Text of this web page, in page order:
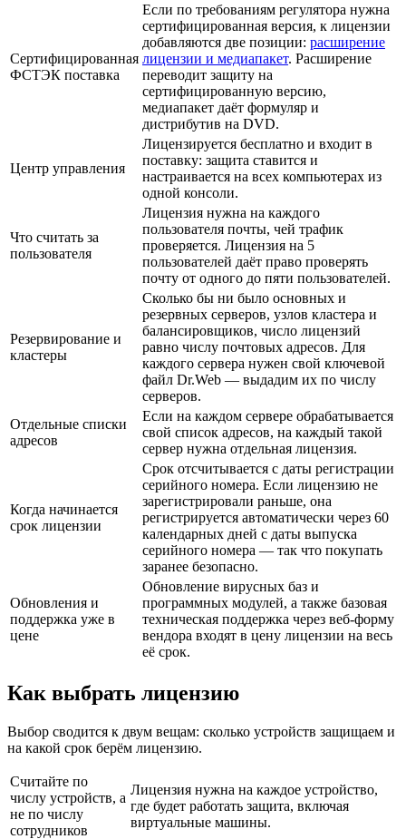
Сертифицированная
ФСТЭК поставка
Если по требованиям регулятора нужна
сертифицированная версия, к лицензии
добавляются две позиции: расширение
лицензии и медиапакет. Расширение
переводит защиту на
сертифицированную версию,
медиапакет даёт формуляр и
дистрибутив на DVD.
Центр управления
Лицензируется бесплатно и входит в
поставку: защита ставится и
настраивается на всех компьютерах из
одной консоли.
Что считать за
пользователя
Лицензия нужна на каждого
пользователя почты, чей трафик
проверяется. Лицензия на 5
пользователей даёт право проверять
почту от одного до пяти пользователей.
Резервирование и
кластеры
Сколько бы ни было основных и
резервных серверов, узлов кластера и
балансировщиков, число лицензий
равно числу почтовых адресов. Для
каждого сервера нужен свой ключевой
файл Dr.Web — выдадим их по числу
серверов.
Отдельные списки
адресов
Если на каждом сервере обрабатывается
свой список адресов, на каждый такой
сервер нужна отдельная лицензия.
Когда начинается
срок лицензии
Срок отсчитывается с даты регистрации
серийного номера. Если лицензию не
зарегистрировали раньше, она
регистрируется автоматически через 60
календарных дней с даты выпуска
серийного номера — так что покупать
заранее безопасно.
Обновления и
поддержка уже в
цене
Обновление вирусных баз и
программных модулей, а также базовая
техническая поддержка через веб-форму
вендора входят в цену лицензии на весь
её срок.
Как выбрать лицензию
Выбор сводится к двум вещам: сколько устройств защищаем и
на какой срок берём лицензию.
Считайте по
числу устройств, а
не по числу
сотрудников
Лицензия нужна на каждое устройство,
где будет работать защита, включая
виртуальные машины.